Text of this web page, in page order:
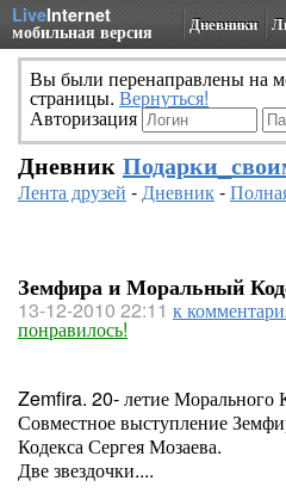
LiveInternet
мобильная версия Дневники
Вы были перенаправлены на
страницы. Вернуться!
Авторизация
Дневник
Лента друзей -Дневник-
Земфира и Моральный
13-12-2010 22:11 к
понравилось!
Zemfira. 20- летие Морального
Совместное выступление
Кодекса Сергея Мозаева.
Две звездочки....